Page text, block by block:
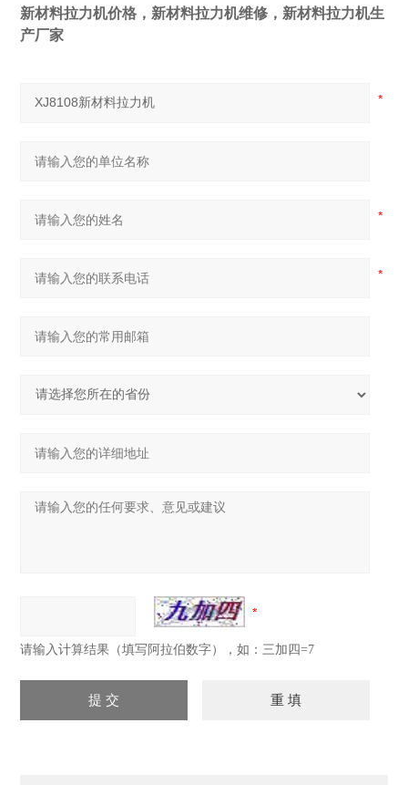
新材料拉力机价格，新材料拉力机维修，新材料拉力机生
产厂家
请输入计算结果（填写阿拉伯数字），如：三加四=7